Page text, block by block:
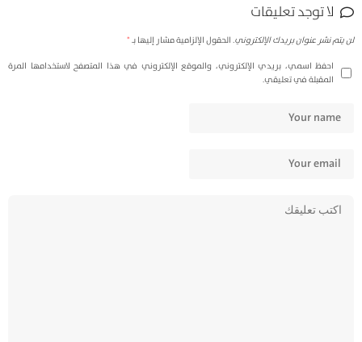
لا توجد تعليقات
لن يتم نشر عنوان بريدك الإلكتروني.الحقول الإلزامية مشار إليها بـ*
احفظ اسمي، بريدي الإلكتروني، والموقع الإلكتروني في هذا المتصفح لاستخدامها المرة
المقبلة في تعليقي.